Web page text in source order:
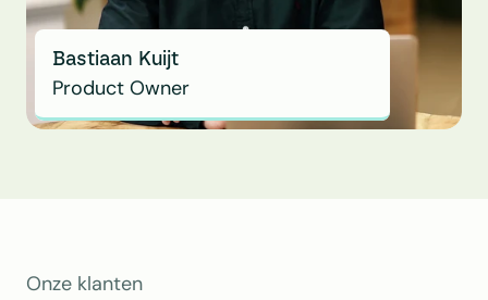
Bastiaan Kuijt
Product Owner
Onze klanten